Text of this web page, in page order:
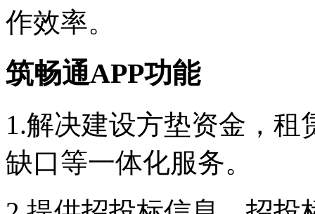
作效率。
筑畅通APP功能
1.解决建设方垫资金，
缺口等一体化服务。